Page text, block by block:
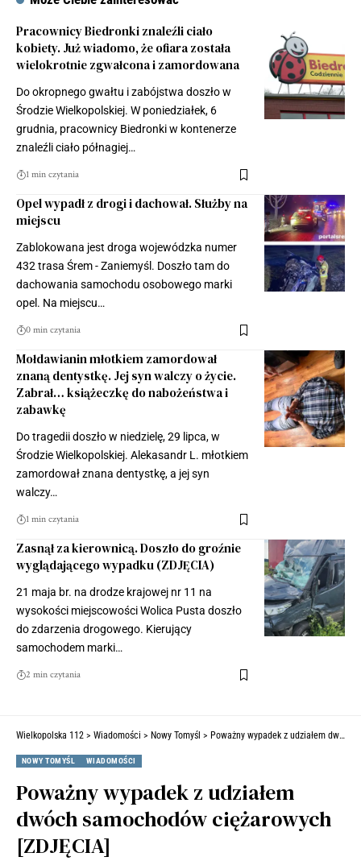
Pracownicy Biedronki znaleźli ciało
kobiety. Już wiadomo, że ofiara została
wielokrotnie zgwałcona i zamordowana
Do okropnego gwałtu i zabójstwa doszło w
Środzie Wielkopolskiej. W poniedziałek, 6
grudnia, pracownicy Biedronki w kontenerze
znaleźli ciało półnagiej…
1 min czytania
Opel wypadł z drogi i dachował. Służby na
miejscu
Zablokowana jest droga wojewódzka numer
432 trasa Śrem - Zaniemyśl. Doszło tam do
dachowania samochodu osobowego marki
opel. Na miejscu…
0 min czytania
Mołdawianin młotkiem zamordował
znaną dentystkę. Jej syn walczy o życie.
Zabrał… książeczkę do nabożeństwa i
zabawkę
Do tragedii doszło w niedzielę, 29 lipca, w
Środzie Wielkopolskiej. Alekasandr L. młotkiem
zamordował znana dentystkę, a jej syn
walczy…
1 min czytania
Zasnął za kierownicą. Doszło do groźnie
wyglądającego wypadku (ZDJĘCIA)
21 maja br. na drodze krajowej nr 11 na
wysokości miejscowości Wolica Pusta doszło
do zdarzenia drogowego. Kierujący
samochodem marki…
2 min czytania
Wielkopolska 112 > Wiadomości > Nowy Tomyśl > Poważny wypadek z udziałem dwóch samochodów ciężarowych [ZDJĘCIA]
NOWY TOMYŚL WIADOMOŚCI
Poważny wypadek z udziałem
dwóch samochodów ciężarowych
[ZDJĘCIA]